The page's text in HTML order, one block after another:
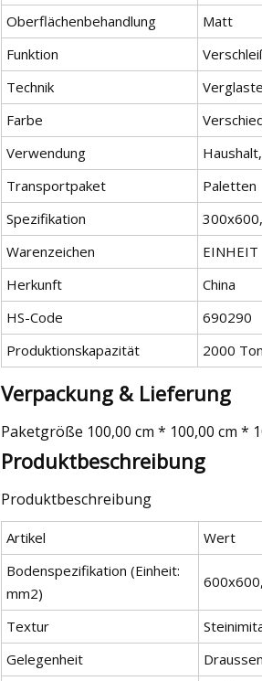
Oberflächenbehandlung
Matt
Funktion
Technik
Farbe
Verwendung
Transportpaket
Paletten
Spezifikation
Warenzeichen
EINHEIT
Herkunft
China
HS-Code
690290
Produktionskapazität
2000
Verpackung & Lieferung
Paketgröße 100,00 cm * 100,00 cm *
Produktbeschreibung
Produktbeschreibung
Artikel
Wert
Bodenspezifikation (Einheit:
mm2)
Textur
Gelegenheit
Draussen